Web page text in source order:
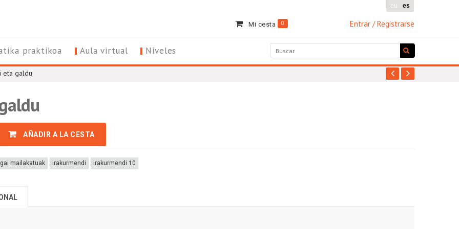
eu es
Mi cesta 0 Entrar / Registrarse
praktikoa Aula virtual Niveles
eta galdu
AÑADIR A LA CESTA
mailakatuak irakurmendi irakurmendi 10